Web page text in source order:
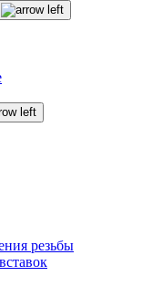
резьбы